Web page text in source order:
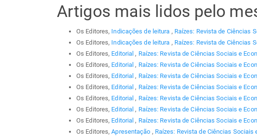
Artigos mais lidos pelo
Os Editores, Indicações de leitura , Raízes: Revista de Ciências
Os Editores, Indicações de leitura , Raízes: Revista de Ciências
Os Editores, Editorial, Raízes: Revista de Ciências Sociais e
Os Editores, Editorial, Raízes: Revista de Ciências Sociais e
Os Editores, Editorial, Raízes: Revista de Ciências Sociais e
Os Editores, Editorial, Raízes: Revista de Ciências Sociais e
Os Editores, Editorial, Raízes: Revista de Ciências Sociais e
Os Editores, Editorial, Raízes: Revista de Ciências Sociais e
Os Editores, Editorial, Raízes: Revista de Ciências Sociais e
Os Editores,Apresentação , Raízes: Revista de Ciências Sociais